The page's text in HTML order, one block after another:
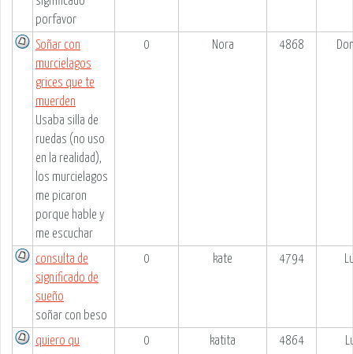
porfavor
Soñar con
murcielagos
grices que te
muerden
Usaba silla de
ruedas (no uso
en la realidad),
los murcielagos
me picaron
porque hable y
me escuchar
0 Nora 4868
consulta de
significado de
sueño
soñar con beso
0 kate 4794
quiero qu
0 katita 4864